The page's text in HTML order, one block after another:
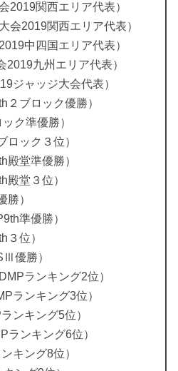
2019関西エリア代表）
会2019関西エリア代表）
中四国エリア代表）
2019九州エリア代表）
ジャッジ大会代表）
２ブロック優勝）
ク準優勝）
ロック３位）
殿堂準優勝）
殿堂３位）
勝）
準優勝）
３位）
優勝）
ランキング2位）
ランキング3位）
ンキング5位）
ランキング6位）
キング8位）